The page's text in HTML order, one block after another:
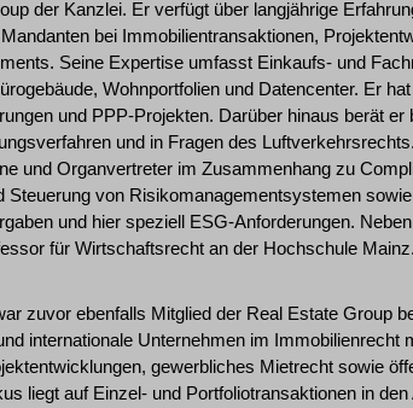
der Kanzlei. Er verfügt über langjährige
bei Immobilientransaktionen,
Seine Expertise umfasst Einkaufs- und
Wohnportfolien und Datencenter. Er
und PPP-Projekten. Darüber hinaus berät er
und in Fragen des
und Organvertreter im Zusammenhang zu
Steuerung von Risikomanagementsystemen
und hier speziell ESG-Anforderungen.
für Wirtschaftsrecht an der Hochschule Mainz.
zuvor ebenfalls Mitglied der Real Estate Group
internationale Unternehmen im Immobilienrecht
gewerbliches Mietrecht sowie
liegt auf Einzel- und Portfoliotransaktionen in